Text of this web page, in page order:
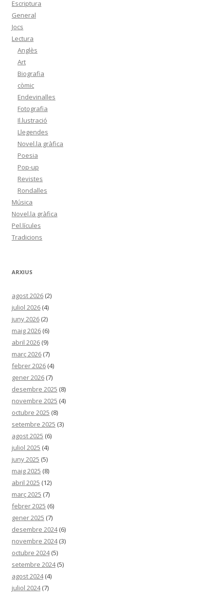
Escriptura
General
Jocs
Lectura
Anglès
Art
Biografia
còmic
Endevinalles
Fotografia
Il.lustració
Llegendes
Novel.la gràfica
Poesia
Pop-up
Revistes
Rondalles
Música
Novel.la gràfica
Pel.lícules
Tradicions
ARXIUS
agost 2026 (2)
juliol 2026 (4)
juny 2026 (2)
maig 2026 (6)
abril 2026 (9)
març 2026 (7)
febrer 2026 (4)
gener 2026 (7)
desembre 2025 (8)
novembre 2025 (4)
octubre 2025 (8)
setembre 2025 (3)
agost 2025 (6)
juliol 2025 (4)
juny 2025 (5)
maig 2025 (8)
abril 2025 (12)
març 2025 (7)
febrer 2025 (6)
gener 2025 (7)
desembre 2024(6)
novembre 2024(3)
octubre 2024(5)
setembre 2024(5)
agost 2024(4)
juliol 2024(7)